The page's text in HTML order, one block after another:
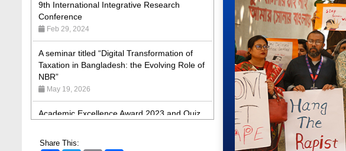
Feb 29, 2024
A seminar titled “Digital Transformation of
Taxation in Bangladesh: the Evolving Role of
NBR”
May 19, 2026
Academic Excellence Award 2023 and Quiz
Competition, Spring 2023: Dept. of Law
Jun 4, 2023
Admission Fair Spring 2026 underway at
Share This: